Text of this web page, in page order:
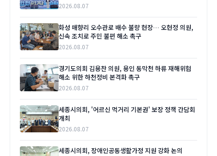
2026.08.07
화성 매향리 오수관로 배수 불량 현장… 오현정 의원,
신속 조치로 주민 불편 해소 촉구
2026.08.07
경기도의회 김용찬 의원, 용인 동막천 하류 재해위험
해소 위한 하천정비 본격화 촉구
2026.08.07
세종시의회, '어르신 먹거리 기본권' 보장 정책 간담회
개최
2026.08.07
세종시의회, 장애인공동생활가정 지원 강화 논의